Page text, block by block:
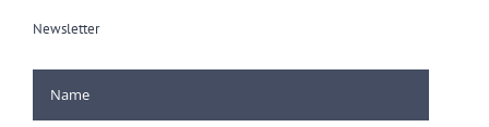
Newsletter